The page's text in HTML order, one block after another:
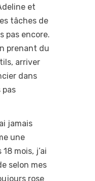
et
tâches de
pas encore.
prenant du
arriver
dans
pas
jamais
une
mois, j’ai
selon mes
rose